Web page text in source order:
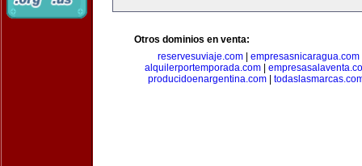
Otros dominios en venta:
reservesuviaje.com| empresasnicaragua.com
alquilerportemporada.com
producidoenargentina.com|